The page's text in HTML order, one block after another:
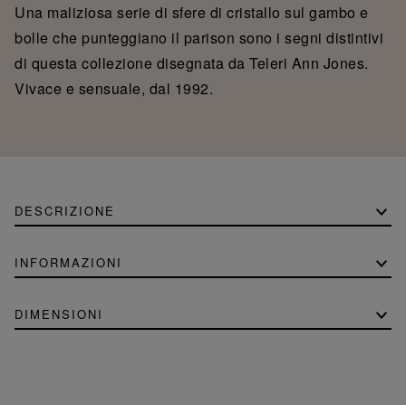
Una maliziosa serie di sfere di cristallo sul gambo e
bolle che punteggiano il parison sono i segni distintivi
di questa collezione disegnata da Teleri Ann Jones.
Vivace e sensuale, dal 1992.
DESCRIZIONE
INFORMAZIONI
DIMENSIONI